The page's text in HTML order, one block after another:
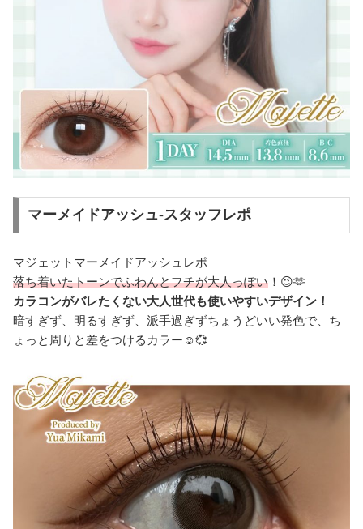
マーメイドアッシュ-スタッフレポ
マジェットマーメイドアッシュレポ
落ち着いたトーンでふわんとフチが大人っぽい ！😉🫶
カラコンがバレたくない大人世代も使いやすいデザイン！
暗すぎず、明るすぎず、派手過ぎずちょうどいい発色で、ち
ょっと周りと差をつけるカラー☺️💞